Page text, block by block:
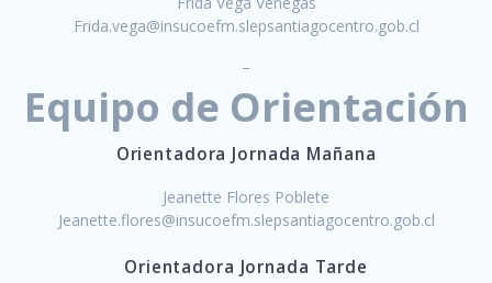
Frida.vega@insucoefm.slepsantiagocentro.gob.cl
–
Equipo de Orientación
Orientadora Jornada Mañana
Jeanette Flores Poblete
Jeanette.flores@insucoefm.slepsantiagocentro.gob.cl
Orientadora Jornada Tarde